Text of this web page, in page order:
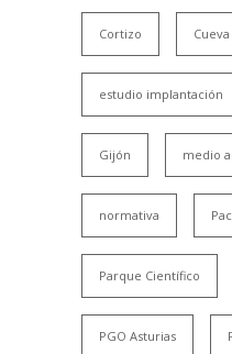
Cortizo
estudio implantación
Gijón medio
normativa
Parque Científico
PGO Asturias